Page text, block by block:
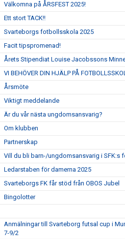
Välkomna på ÅRSFEST 2025!
Ett stort TACK!!
Svarteborgs fotbollsskola 2025
Facit tipspromenad!
Årets Stipendiat Louise Jacobssons
VI BEHÖVER DIN HJÄLP PÅ
Årsmöte
Viktigt meddelande
Är du vår nästa ungdomsansvarig?
Om klubben
Partnerskap
Vill du bli barn-/ungdomsansvarig i SFK:s
Ledarstaben för damerna 2025
Svarteborgs FK får stöd från OBOS Jubel
Bingolotter
Anmälningar till Svarteborg futsal cup i
7-9/2